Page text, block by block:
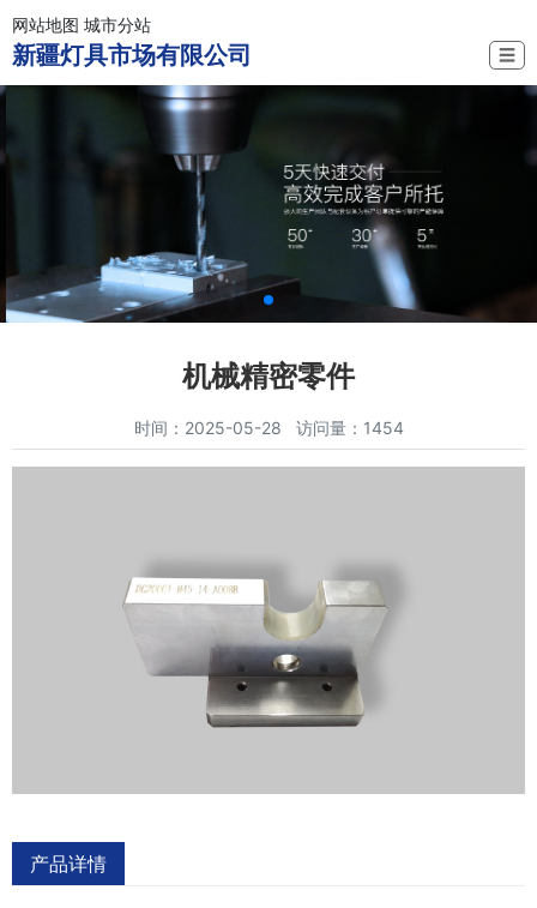
网站地图 城市分站
新疆灯具市场有限公司 ☰
机械精密零件
时间：2025-05-28 访问量：1454
产品详情